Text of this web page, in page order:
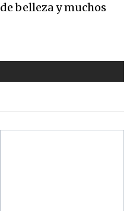
belleza y muchos